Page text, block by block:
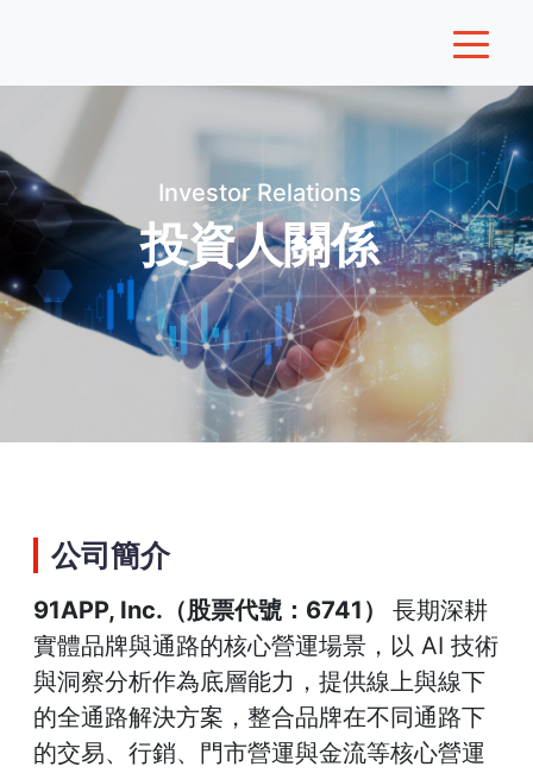
Investor Relations
投資人關係
公司簡介
91APP, Inc.（股票代號：6741）
長期深耕
實體品牌與通路的核心營運場景，以 AI 技術
與洞察分析作為底層能力，提供線上與線下
的全通路解決方案，整合品牌在不同通路下
的交易、行銷、門市營運與金流等核心營運